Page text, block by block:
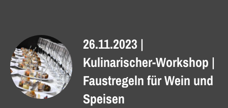
26.11.2023 |
Kulinarischer-Workshop |
Faustregeln für Wein und
Speisen